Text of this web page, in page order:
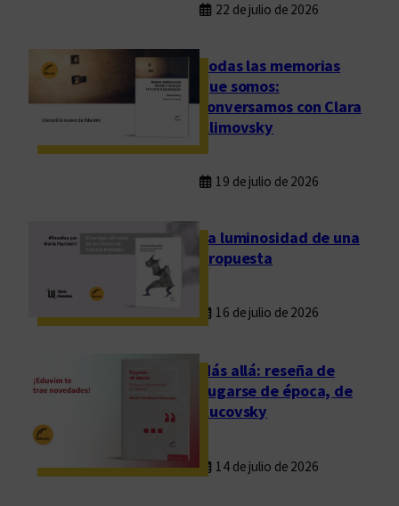
22 de julio de 2026
Todas las memorias
que somos:
conversamos con Clara
Klimovsky
19 de julio de 2026
La luminosidad de una
propuesta
16 de julio de 2026
Más allá: reseña de
Fugarse de época, de
Rucovsky
14 de julio de 2026